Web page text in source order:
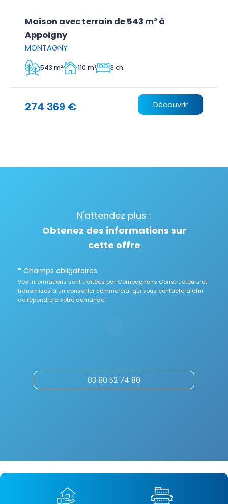
Maison avec terrain de 543 m² à
Appoigny
MONTAGNY
543 m² 110 m² 3 ch.
274 369 € Découvrir
N'attendez plus :
Obtenez des informations sur
cette offre
* Champs obligatoires
Vos informations sont traitées par Compagnons Constructeurs et
transmises à un conseiller commercial qui vous contactera afin
de répondre à votre demande.
03 80 52 74 80